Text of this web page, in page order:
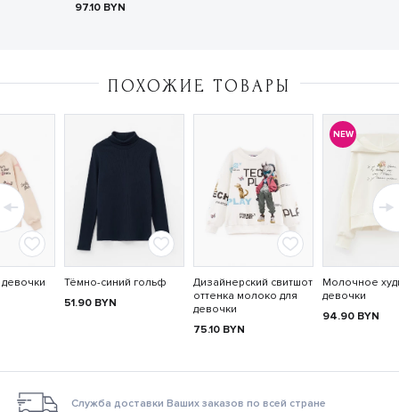
97.10 BYN
ПОХОЖИЕ ТОВАРЫ
Тёмно-синий гольф
51.90 BYN
Дизайнерский свитшот
оттенка молоко для
девочки
75.10 BYN
NEW
Молочное
девочки
94.90 BYN
Служба доставки Ваших заказов по всей стране